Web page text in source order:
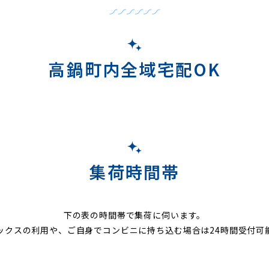
高鍋町内全域宅配OK
集荷時間帯
下の表の時間帯で集荷に伺います。
クスの利用や、ご自身でコンビニに持ち込む場合は24時間受付可